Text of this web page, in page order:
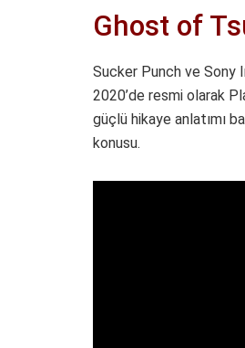
Ghost of
Sucker Punch ve Sony
2020’de resmi olarak
güçlü hikaye anlatımı
konusu.